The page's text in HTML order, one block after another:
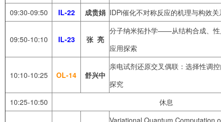
09:30-09:50
IL-22 成贵娟 IDPi催化不对称反应的机理与构效
09:50-10:10 IL-23 张 亮
分子纳米拓扑学——从结构合成、性
应用探索
10:10-10:25 OL-14 舒兴中
亲电试剂还原交叉偶联：选择性调
探究
10:25-10:50
休息